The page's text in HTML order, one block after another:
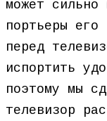
может сильно
портьеры его
перед
испортить
поэтому мы
телевизор